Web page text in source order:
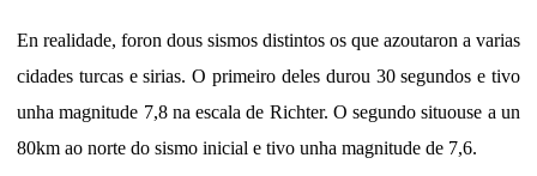
En realidade, foron dous sismos distintos os que azoutaron a varias
cidades turcas e sirias. O primeiro deles durou 30 segundos e tivo
unha magnitude 7,8 na escala de Richter. O segundo situouse a un
80km ao norte do sismo inicial e tivo unha magnitude de 7,6.